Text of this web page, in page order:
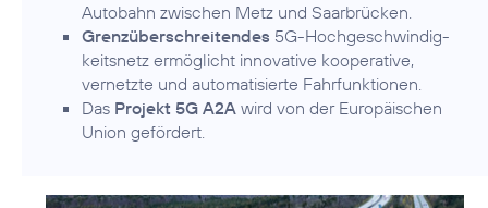
Autobahn zwischen Metz und Saarbrücken.
Grenzüberschreitendes 5G-Hochgeschwindig­
keitsnetz ermöglicht innovative kooperative,
vernetzte und automatisierte Fahrfunktionen.
Das Projekt 5G A2A wird von der Europäischen
Union gefördert.